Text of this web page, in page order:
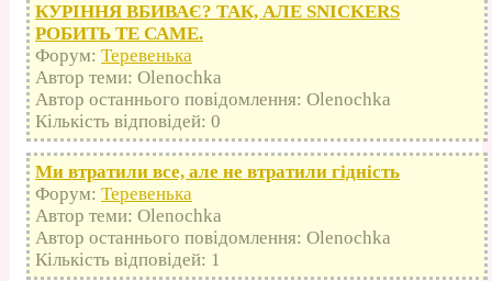
КУРІННЯ ВБИВАЄ? ТАК, АЛЕ SNICKERS
РОБИТЬ ТЕ САМЕ.
Форум: Теревенька
Автор теми: Olenochka
Автор останнього повідомлення: Olenochka
Кількість відповідей: 0
Ми втратили все, але не втратили гідність
Форум: Теревенька
Автор теми: Olenochka
Автор останнього повідомлення: Olenochka
Кількість відповідей: 1